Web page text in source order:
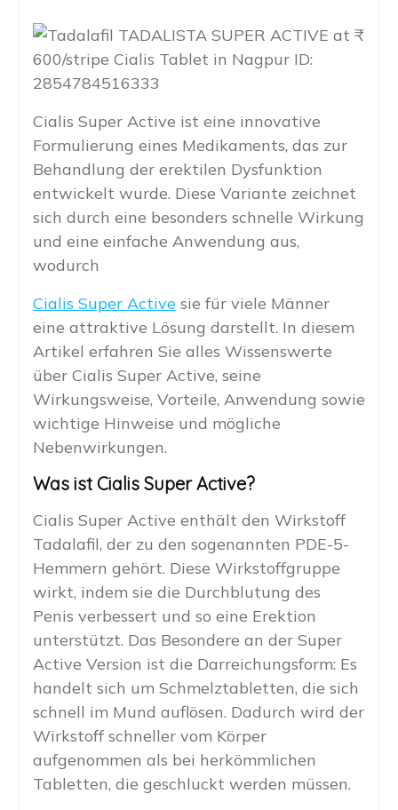
Cialis Super Active ist eine innovative
Formulierung eines Medikaments, das zur
Behandlung der erektilen Dysfunktion
entwickelt wurde. Diese Variante zeichnet
sich durch eine besonders schnelle Wirkung
und eine einfache Anwendung aus,
wodurch
Cialis Super Activesie für viele Männer
eine attraktive Lösung darstellt. In diesem
Artikel erfahren Sie alles Wissenswerte
über Cialis Super Active, seine
Wirkungsweise, Vorteile, Anwendung sowie
wichtige Hinweise und mögliche
Nebenwirkungen.
Was ist Cialis Super Active?
Cialis Super Active enthält den Wirkstoff
Tadalafil, der zu den sogenannten PDE-5-
Hemmern gehört. Diese Wirkstoffgruppe
wirkt, indem sie die Durchblutung des
Penis verbessert und so eine Erektion
unterstützt. Das Besondere an der Super
Active Version ist die Darreichungsform: Es
handelt sich um Schmelztabletten, die sich
schnell im Mund auflösen. Dadurch wird der
Wirkstoff schneller vom Körper
aufgenommen als bei herkömmlichen
Tabletten, die geschluckt werden müssen.